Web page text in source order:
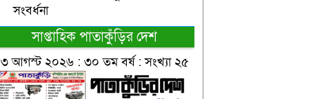
সংবর্ধনা
সাপ্তাহিক পাতাকুঁড়ির দেশ
৩ আগস্ট ২০২৬ : ৩০ তম বর্ষ : সংখ্যা ২৫